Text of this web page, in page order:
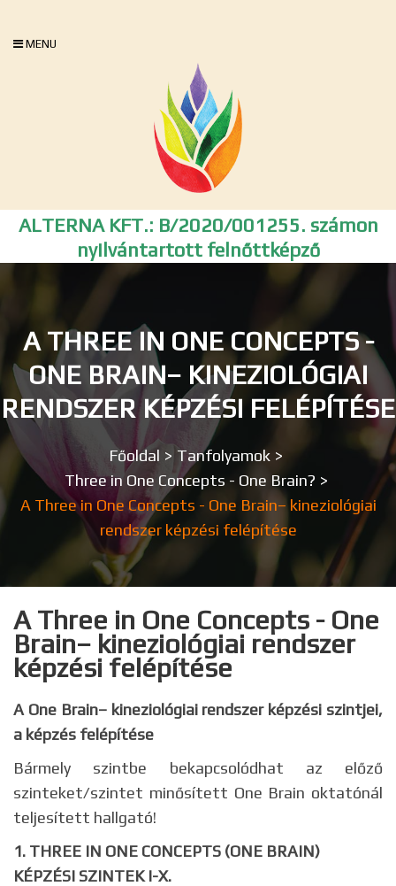
MENU
ALTERNA KFT.: B/2020/001255. számon
nyilvántartott felnőttképző
A THREE IN ONE CONCEPTS -
ONE BRAIN– KINEZIOLÓGIAI
RENDSZER KÉPZÉSI FELÉPÍTÉSE
Főoldal > Tanfolyamok >
Three in One Concepts - One Brain? >
A Three in One Concepts - One Brain– kineziológiai
rendszer képzési felépítése
A Three in One Concepts - One
Brain– kineziológiai rendszer
képzési felépítése
A One Brain– kineziológiai rendszer képzési szintjei,
a képzés felépítése
Bármely szintbe bekapcsolódhat az előző
szinteket/szintet minősített One Brain oktatónál
teljesített hallgató!
1. THREE IN ONE CONCEPTS (ONE BRAIN)
KÉPZÉSI SZINTEK I-X.